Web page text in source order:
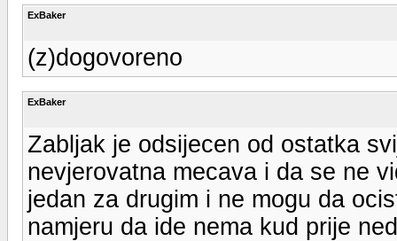
ExBaker
(z)dogovoreno
ExBaker
Zabljak je odsijecen od ostatka
nevjerovatna mecava i da se ne
jedan za drugim i ne mogu da
namjeru da ide nema kud prije